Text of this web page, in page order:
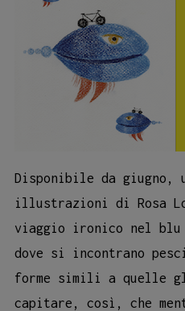
Disponibile da giugno,
illustrazioni di Rosa
viaggio ironico nel blu
dove si incontrano
forme simili a quelle
capitare, così, che